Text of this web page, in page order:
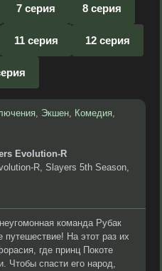
7 серия 8 серия
11 серия 12 серия
, Экшен, Комедия,
Evolution-R
R, Slayers 5th Season,
команда Рубак
путешествие! На этот раз их
где принц Покоте
Чтобы спасти его народ,